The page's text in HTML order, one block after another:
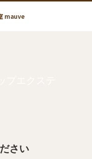
mauve
さい